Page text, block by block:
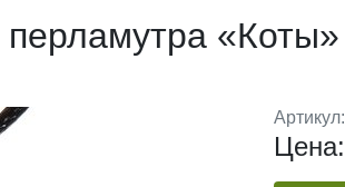
«Коты»
Артикул:
Цена: